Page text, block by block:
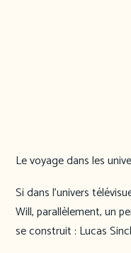
Le voyage dans les
Si dans l’univers
Will, parallèlement, un
se construit : Lucas